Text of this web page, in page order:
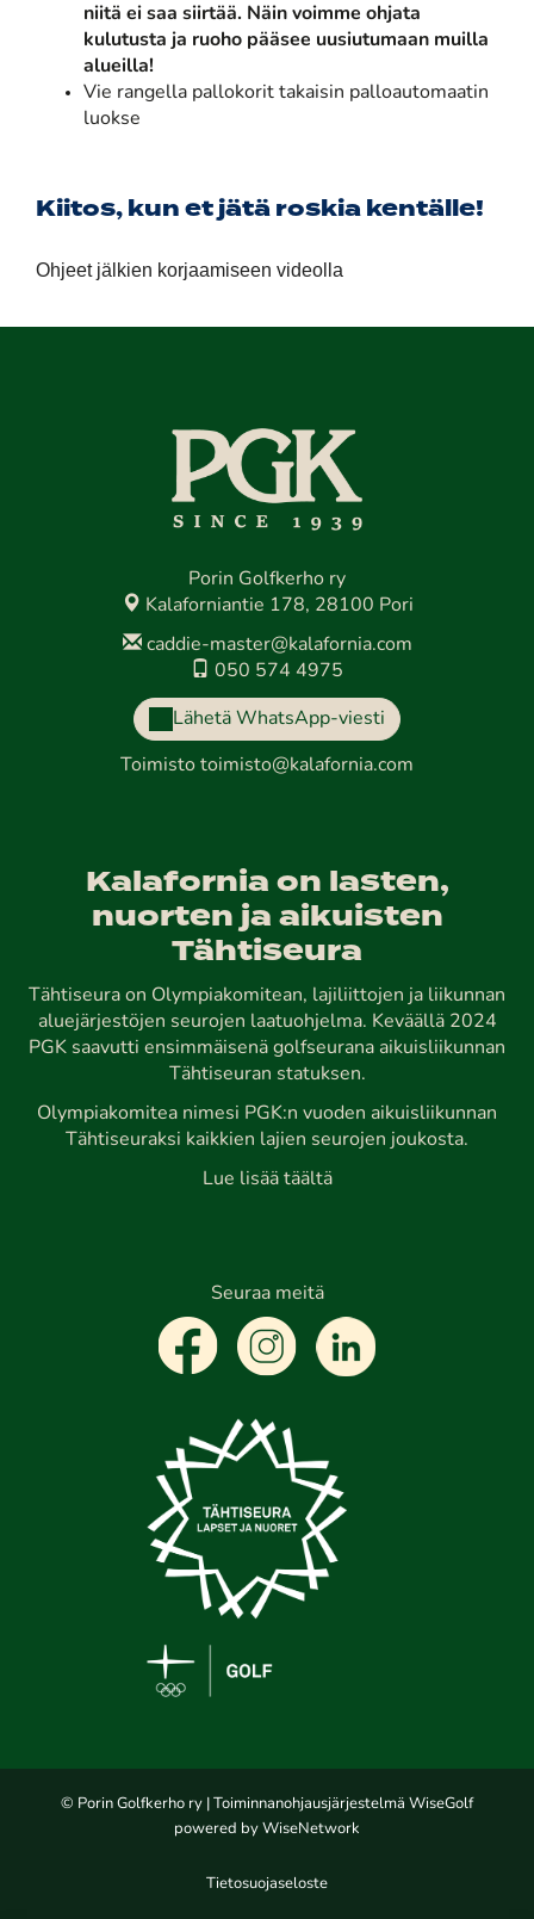
niitä ei saa siirtää. Näin voimme ohjata
kulutusta ja ruoho pääsee uusiutumaan muilla
alueilla!
Vie rangella pallokorit takaisin palloautomaatin
luokse
Kiitos, kun et jätä roskia kentälle!
Ohjeet jälkien korjaamiseen videolla
Porin Golfkerho ry
Kalaforniantie 178, 28100 Pori
caddie-master@kalafornia.com
050 574 4975
Lähetä WhatsApp-viesti
Toimisto toimisto@kalafornia.com
Kalafornia on lasten,
nuorten ja aikuisten
Tähtiseura
Tähtiseura on Olympiakomitean, lajiliittojen ja liikunnan
aluejärjestöjen seurojen laatuohjelma. Keväällä 2024
PGK saavutti ensimmäisenä golfseurana aikuisliikunnan
Tähtiseuran statuksen.
Olympiakomitea nimesi PGK:n vuoden aikuisliikunnan
Tähtiseuraksi kaikkien lajien seurojen joukosta.
Lue lisää täältä
Seuraa meitä
© Porin Golfkerho ry | Toiminnanohjausjärjestelmä WiseGolf
powered by WiseNetwork
Tietosuojaseloste